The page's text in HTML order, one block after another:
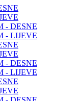
- DESNE
- LIJEVE
- DESNE
- LIJEVE